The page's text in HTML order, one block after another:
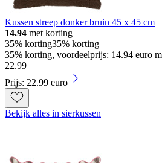
Kussen streep donker bruin 45 x 45 cm
14.94 met korting
35% korting35% korting
35% korting, voordeelprijs: 14.94 euro
22.99
Prijs: 22.99 euro
Bekijk alles in sierkussen